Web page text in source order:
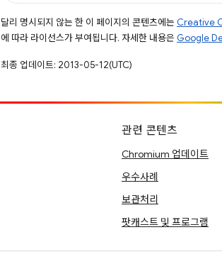
달리 명시되지 않는 한 이 페이지의 콘텐츠에는 Creative
에 따라 라이선스가 부여됩니다. 자세한 내용은 Google
최종 업데이트: 2013-05-12(UTC)
관련 콘텐츠
Chromium 업데이트
우수사례
보관처리
팟캐스트 및 프로그램